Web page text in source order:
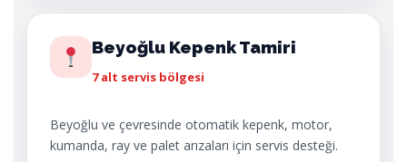
Beyoğlu Kepenk Tamiri
7 alt servis bölgesi
Beyoğlu ve çevresinde otomatik kepenk, motor,
kumanda, ray ve palet arızaları için servis desteği.